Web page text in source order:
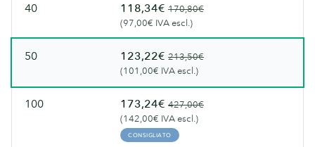
40 118,34€ 170,80€
(97,00€ IVA escl.)
50 123,22€ 213,50€
(101,00€ IVA escl.)
100 173,24€ 427,00€
(142,00€ IVA escl.)
CONSIGLIATO